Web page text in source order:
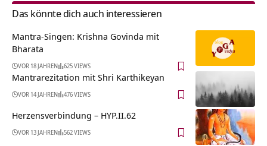
Das könnte dich auch interessieren
Mantra-Singen: Krishna Govinda mit
Bharata
VOR 18 JAHREN 625 VIEWS
Mantrarezitation mit Shri Karthikeyan
VOR 14 JAHREN 476 VIEWS
Herzensverbindung – HYP.II.62
VOR 13 JAHREN 562 VIEWS